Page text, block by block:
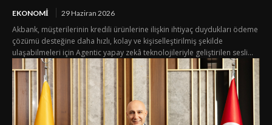
EKONOMI 29 Haziran 2026
Akbank, müşterilerinin kredili ürünlerine ilişkin ihtiyaç duydukları ödeme
çözümü desteğine daha hızlı, kolay ve kişiselleştirilmiş şekilde
ulaşabilmeleri için Agentic yapay zekâ teknolojileriyle geliştirilen sesli...